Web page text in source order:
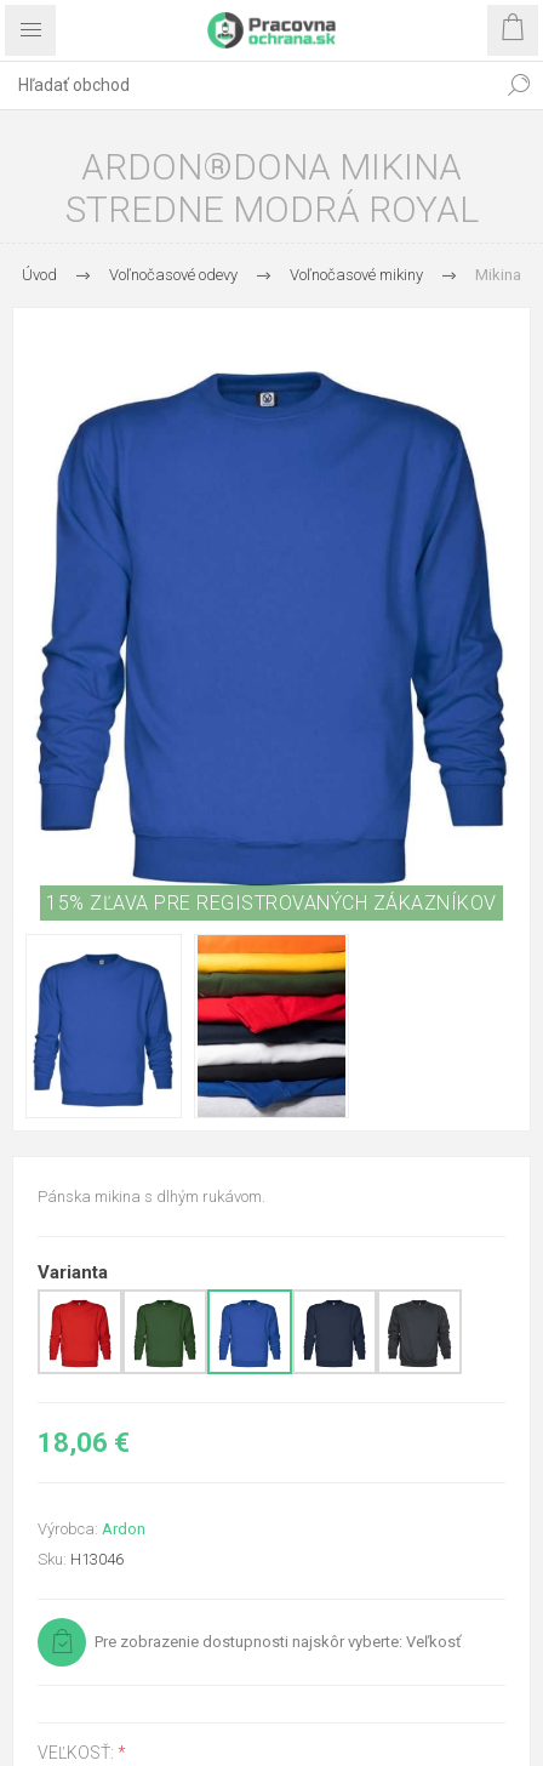
ARDON®DONA MIKINA
STREDNE MODRÁ ROYAL
Úvod Voľnočasové odevy Voľnočasové mikiny Mikina
15% ZĽAVA PRE REGISTROVANÝCH ZÁKAZNÍKOV
Pánska mikina s dlhým rukávom.
Varianta
18,06 €
Výrobca: Ardon
Sku: H13046
Pre zobrazenie dostupnosti najskôr vyberte: Veľkosť
VEĽKOSŤ: *